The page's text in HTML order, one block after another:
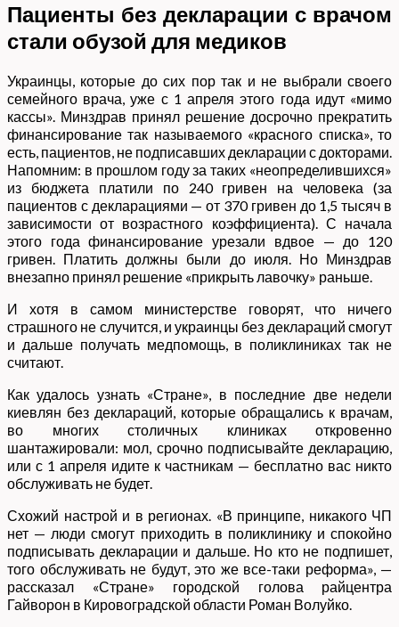
Пациенты без декларации с врачом
стали обузой для медиков
Украинцы, которые до сих пор так и не выбрали своего
семейного врача, уже с 1 апреля этого года идут «мимо
кассы». Минздрав принял решение досрочно прекратить
финансирование так называемого «красного списка», то
есть, пациентов, не подписавших декларации с докторами.
Напомним: в прошлом году за таких «неопределившихся»
из бюджета платили по 240 гривен на человека (за
пациентов с декларациями — от 370 гривен до 1,5 тысяч в
зависимости от возрастного коэффициента). С начала
этого года финансирование урезали вдвое — до 120
гривен. Платить должны были до июля. Но Минздрав
внезапно принял решение «прикрыть лавочку» раньше.
И хотя в самом министерстве говорят, что ничего
страшного не случится, и украинцы без деклараций смогут
и дальше получать медпомощь, в поликлиниках так не
считают.
Как удалось узнать «Стране», в последние две недели
киевлян без деклараций, которые обращались к врачам,
во многих столичных клиниках откровенно
шантажировали: мол, срочно подписывайте декларацию,
или с 1 апреля идите к частникам — бесплатно вас никто
обслуживать не будет.
Схожий настрой и в регионах. «В принципе, никакого ЧП
нет — люди смогут приходить в поликлинику и спокойно
подписывать декларации и дальше. Но кто не подпишет,
того обслуживать не будут, это же все-таки реформа», —
рассказал «Стране» городской голова райцентра
Гайворон в Кировоградской области Роман Волуйко.